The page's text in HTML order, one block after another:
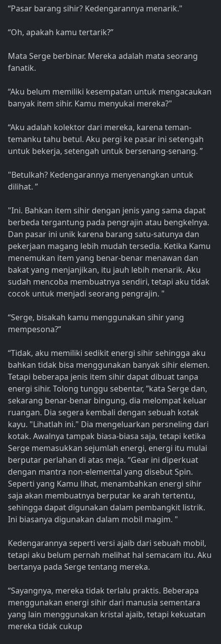
“Pasar barang sihir? Kedengarannya menarik."
“Oh, apakah kamu tertarik?”
Mata Serge berbinar. Mereka adalah mata seorang
fanatik.
“Aku belum memiliki kesempatan untuk mengacaukan
banyak item sihir. Kamu menyukai mereka?"
“Aku adalah kolektor dari mereka, karena teman-
temanku tahu betul. Aku pergi ke pasar ini setengah
untuk bekerja, setengah untuk bersenang-senang. ”
"Betulkah? Kedengarannya menyenangkan untuk
dilihat. ”
"Ini. Bahkan item sihir dengan jenis yang sama dapat
berbeda tergantung pada pengrajin atau bengkelnya.
Dan pasar ini unik karena barang satu-satunya dan
pekerjaan magang lebih mudah tersedia. Ketika Kamu
menemukan item yang benar-benar menawan dan
bakat yang menjanjikan, itu jauh lebih menarik. Aku
sudah mencoba membuatnya sendiri, tetapi aku tidak
cocok untuk menjadi seorang pengrajin. "
“Serge, bisakah kamu menggunakan sihir yang
mempesona?”
“Tidak, aku memiliki sedikit energi sihir sehingga aku
bahkan tidak bisa menggunakan banyak sihir elemen.
Tetapi beberapa jenis item sihir dapat dibuat tanpa
energi sihir. Tolong tunggu sebentar, ”kata Serge dan,
sekarang benar-benar bingung, dia melompat keluar
ruangan. Dia segera kembali dengan sebuah kotak
kayu. "Lihatlah ini." Dia mengeluarkan persneling dari
kotak. Awalnya tampak biasa-biasa saja, tetapi ketika
Serge memasukkan sejumlah energi, energi itu mulai
berputar perlahan di atas meja. “Gear ini diperkuat
dengan mantra non-elemental yang disebut Spin.
Seperti yang Kamu lihat, menambahkan energi sihir
saja akan membuatnya berputar ke arah tertentu,
sehingga dapat digunakan dalam pembangkit listrik.
Ini biasanya digunakan dalam mobil magim. "
Kedengarannya seperti versi ajaib dari sebuah mobil,
tetapi aku belum pernah melihat hal semacam itu. Aku
bertanya pada Serge tentang mereka.
“Sayangnya, mereka tidak terlalu praktis. Beberapa
menggunakan energi sihir dari manusia sementara
yang lain menggunakan kristal ajaib, tetapi kekuatan
mereka tidak cukup